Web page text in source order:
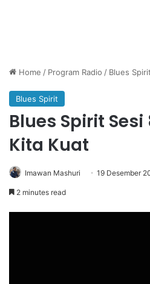
Home / Program Radio / Blues Spirit
Blues Spirit
Blues Spirit
Kita Kuat
Imawan Mashuri 19 Desember
2 minutes read